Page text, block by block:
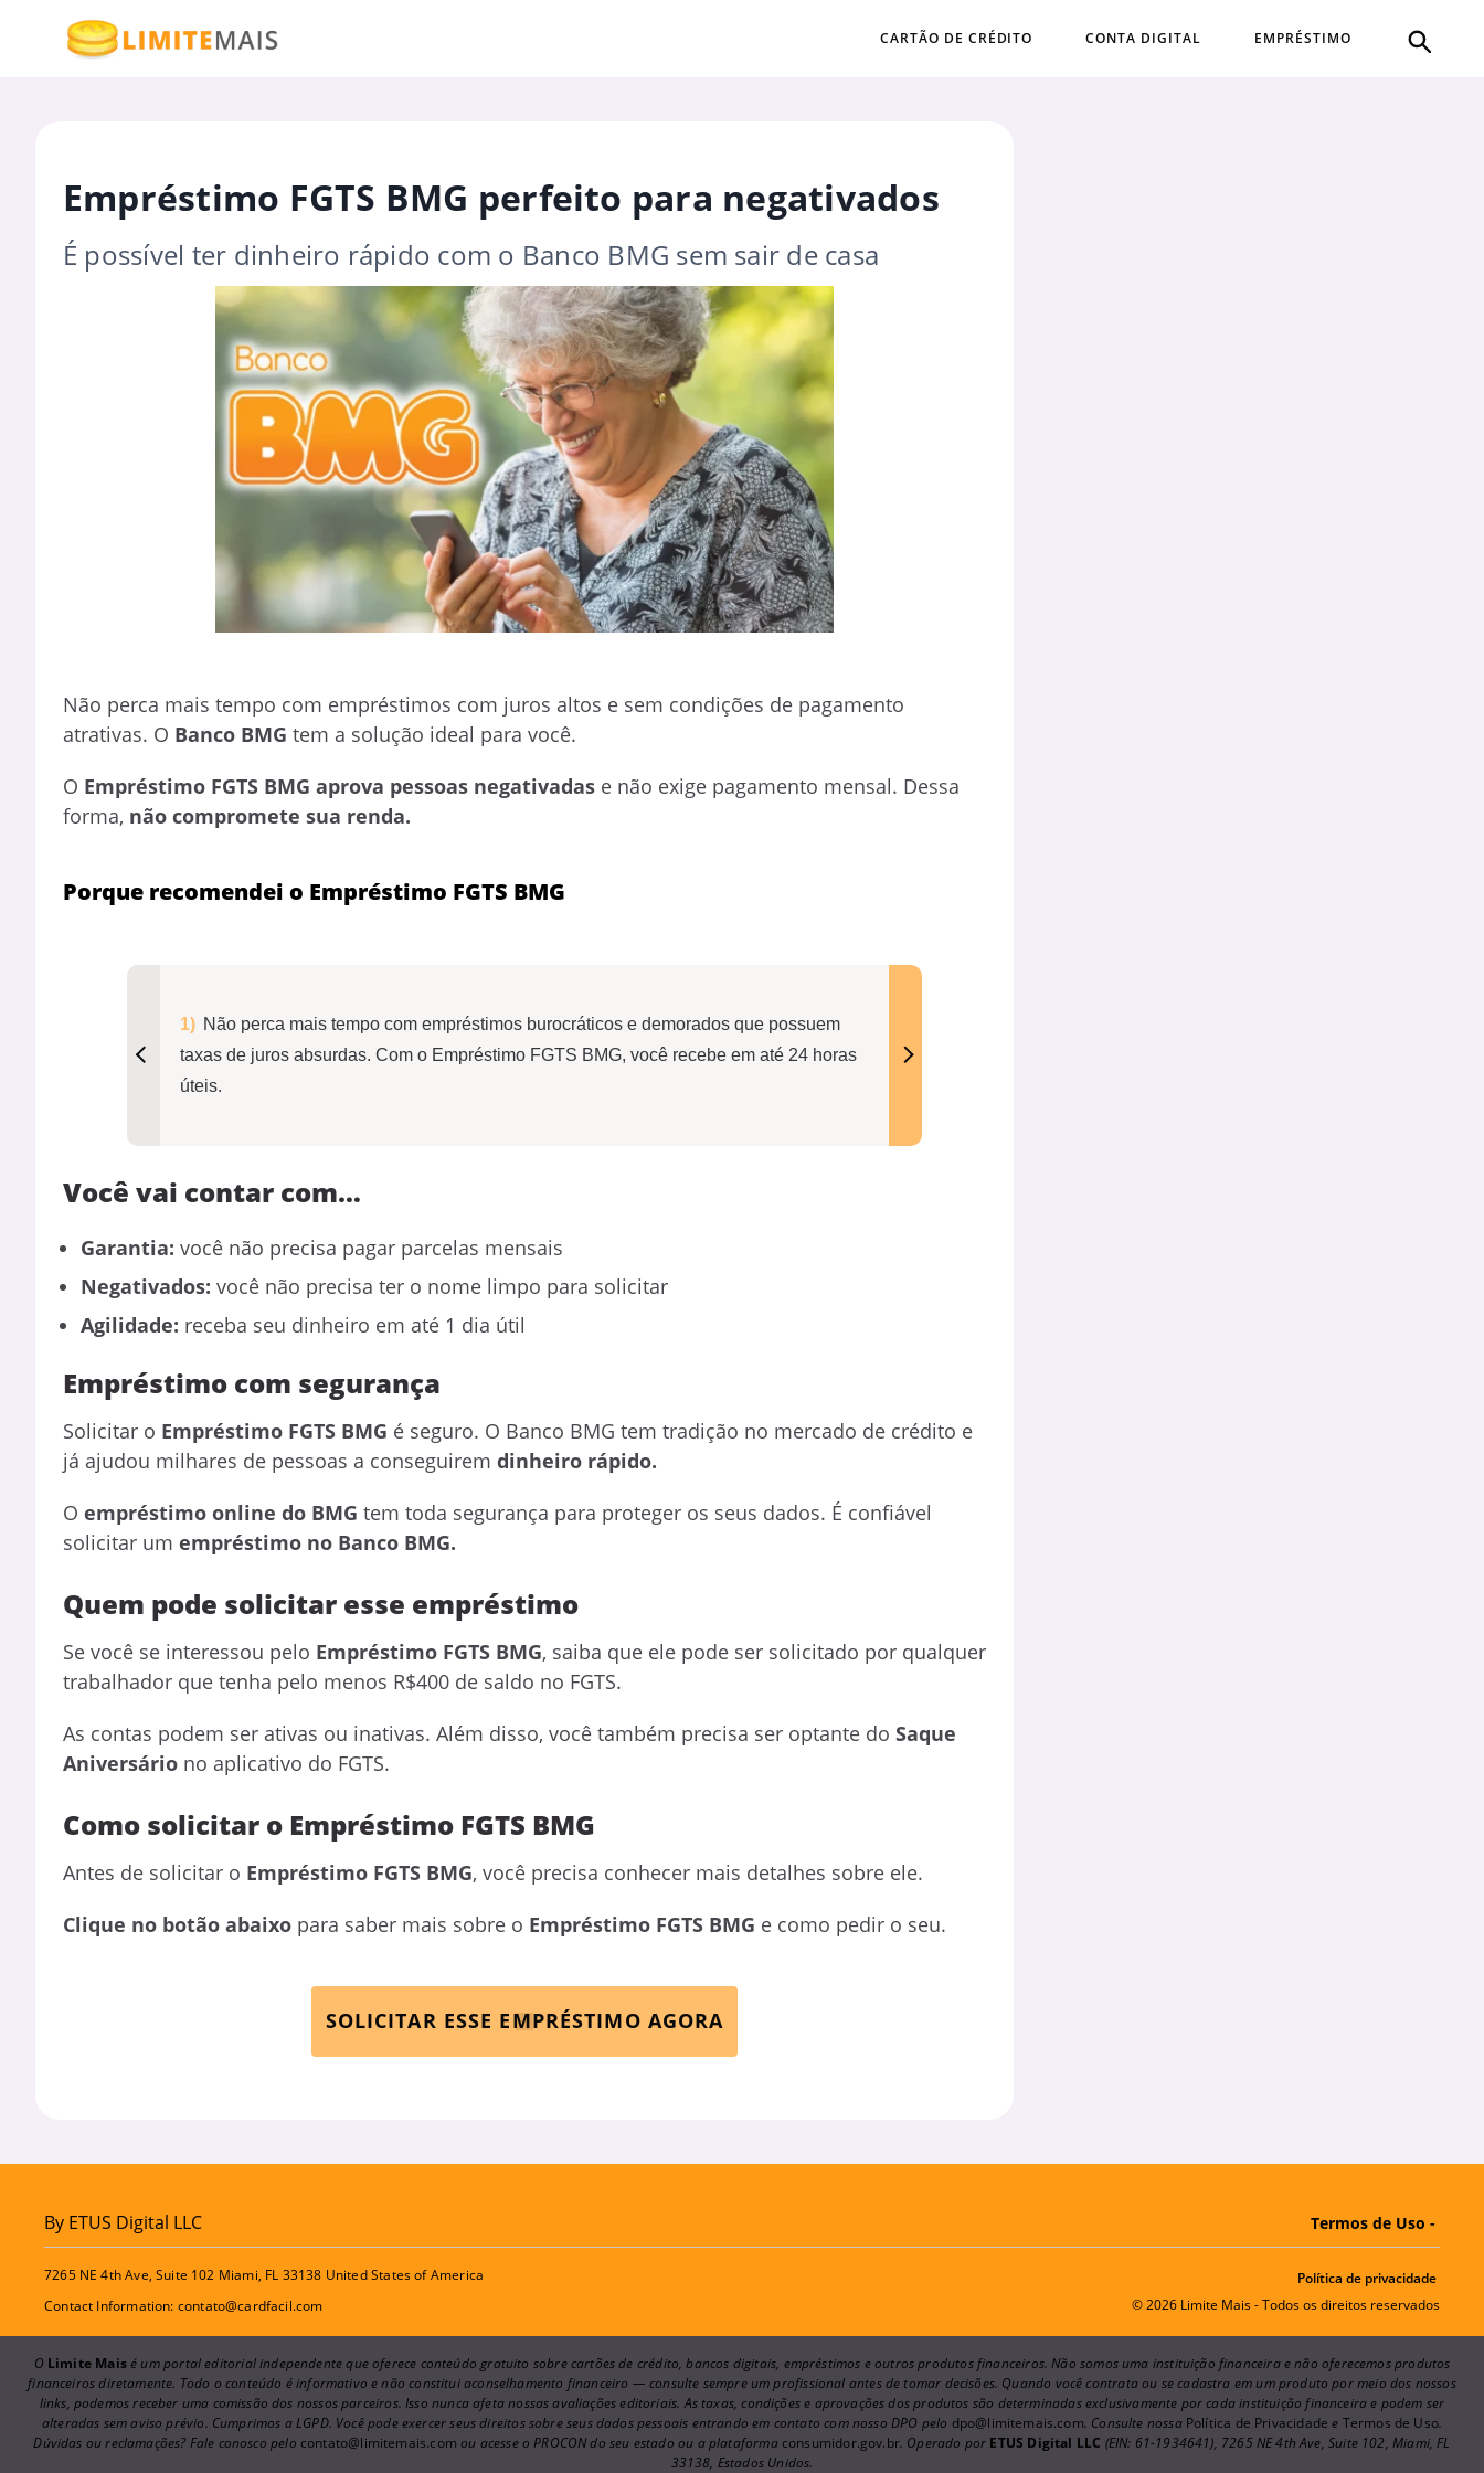
CARTÃO DE CRÉDITO CONTA DIGITAL EMPRÉSTIMO
Empréstimo FGTS BMG perfeito para negativados
É possível ter dinheiro rápido com o Banco BMG sem sair de casa
Não perca mais tempo com empréstimos com juros altos e sem condições de pagamento
atrativas. O Banco BMG tem a solução ideal para você.
O Empréstimo FGTS BMG aprova pessoas negativadas e não exige pagamento mensal. Dessa
forma, não compromete sua renda.
Porque recomendei o Empréstimo FGTS BMG
Não perca mais tempo com empréstimos burocráticos e demorados que possuem
taxas de juros absurdas. Com o Empréstimo FGTS BMG, você recebe em até 24 horas
úteis.
Você vai contar com…
Garantia: você não precisa pagar parcelas mensais
Negativados: você não precisa ter o nome limpo para solicitar
Agilidade: receba seu dinheiro em até 1 dia útil
Empréstimo com segurança
Solicitar o Empréstimo FGTS BMG é seguro. O Banco BMG tem tradição no mercado de crédito e
já ajudou milhares de pessoas a conseguirem dinheiro rápido.
O empréstimo online do BMG tem toda segurança para proteger os seus dados. É confiável
solicitar um empréstimo no Banco BMG.
Quem pode solicitar esse empréstimo
Se você se interessou pelo Empréstimo FGTS BMG, saiba que ele pode ser solicitado por qualquer
trabalhador que tenha pelo menos R$400 de saldo no FGTS.
As contas podem ser ativas ou inativas. Além disso, você também precisa ser optante do Saque
Aniversário no aplicativo do FGTS.
Como solicitar o Empréstimo FGTS BMG
Antes de solicitar o Empréstimo FGTS BMG, você precisa conhecer mais detalhes sobre ele.
Clique no botão abaixo para saber mais sobre o Empréstimo FGTS BMG e como pedir o seu.
SOLICITAR ESSE EMPRÉSTIMO AGORA
By ETUS Digital LLC Termos de Uso -
7265 NE 4th Ave, Suite 102 Miami, FL 33138 United States of America
Contact Information: contato@cardfacil.com
Política de privacidade
© 2026 Limite Mais - Todos os direitos reservados
O Limite Maisé um portal editorial independente que oferece conteúdo gratuito sobre cartões de crédito, bancos digitais, empréstimos e outros produtos financeiros. Não somos uma instituição financeira e não oferecemos produtos
financeiros diretamente. Todo o conteúdo é informativo e não constitui aconselhamento financeiro — consulte sempre um profissional antes de tomar decisões. Quando você contrata ou se cadastra em um produto por meio dos nossos
links, podemos receber uma comissão dos nossos parceiros. Isso nunca afeta nossas avaliações editoriais. As taxas, condições e aprovações dos produtos são determinadas exclusivamente por cada instituição financeira e podem ser
alteradas sem aviso prévio. Cumprimos a LGPD. Você pode exercer seus direitos sobre seus dados pessoais entrando em contato com nosso DPO pelo dpo@limitemais.com. Consulte nossa Política de Privacidade e Termos de Uso.
Dúvidas ou reclamações? Fale conosco pelo contato@limitemais.com ou acesse o PROCON do seu estado ou a plataforma consumidor.gov.br. Operado por ETUS Digital LLC (EIN: 61-1934641), 7265 NE 4th Ave, Suite 102, Miami, FL
33138, Estados Unidos.